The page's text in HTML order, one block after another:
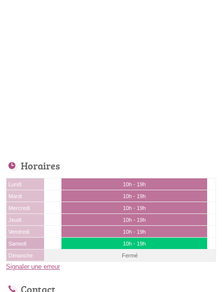
Horaires
Lundi
10h - 19h
Mardi
10h - 19h
Mercredi
10h - 19h
Jeudi
10h - 19h
Vendredi
10h - 19h
Samedi
10h - 19h
Dimanche
Fermé
Signaler une erreur
Contact